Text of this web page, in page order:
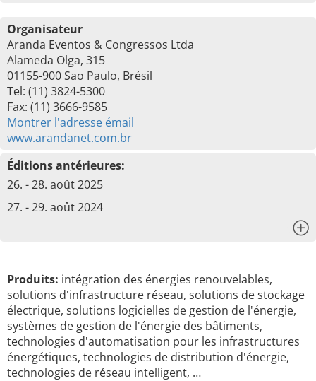
Organisateur
Aranda Eventos & Congressos Ltda
Alameda Olga, 315
01155-900 Sao Paulo, Brésil
Tel: (11) 3824-5300
Fax: (11) 3666-9585
Montrer l'adresse émail
www.arandanet.com.br
Éditions antérieures:
26. - 28. août 2025
27. - 29. août 2024
Produits: intégration des énergies renouvelables,
solutions d'infrastructure réseau, solutions de stockage
électrique, solutions logicielles de gestion de l'énergie,
systèmes de gestion de l'énergie des bâtiments,
technologies d'automatisation pour les infrastructures
énergétiques, technologies de distribution d'énergie,
technologies de réseau intelligent, …